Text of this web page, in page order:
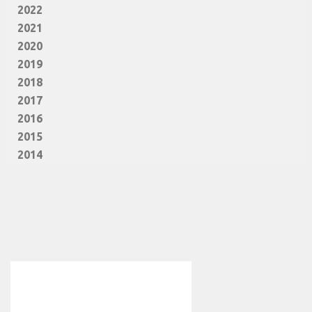
2022
2021
2020
2019
2018
2017
2016
2015
2014